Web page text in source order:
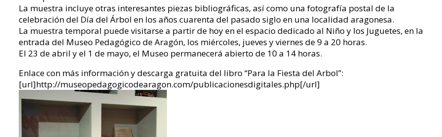
La muestra incluye otras interesantes piezas bibliográficas, así como una fotografía postal de la
celebración del Día del Árbol en los años cuarenta del pasado siglo en una localidad aragonesa.
La muestra temporal puede visitarse a partir de hoy en el espacio dedicado al Niño y los Juguetes, en la
entrada del Museo Pedagógico de Aragón, los miércoles, jueves y viernes de 9 a 20 horas.
El 23 de abril y el 1 de mayo, el Museo permanecerá abierto de 10 a 14 horas.
Enlace con más información y descarga gratuita del libro “Para la Fiesta del Arbol”:
[url]http://museopedagogicodearagon.com/publicacionesdigitales.php[/url]